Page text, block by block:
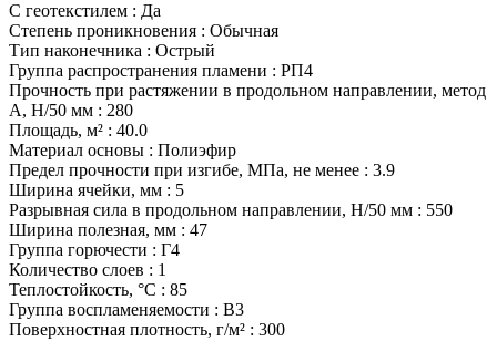
С геотекстилем : Да
Степень проникновения : Обычная
Тип наконечника : Острый
Группа распространения пламени : РП4
Прочность при растяжении в продольном направлении, метод
А, Н/50 мм : 280
Площадь, м² : 40.0
Материал основы : Полиэфир
Предел прочности при изгибе, МПа, не менее : 3.9
Ширина ячейки, мм : 5
Разрывная сила в продольном направлении, Н/50 мм : 550
Ширина полезная, мм : 47
Группа горючести : Г4
Количество слоев : 1
Теплостойкость, °С : 85
Группа воспламеняемости : В3
Поверхностная плотность, г/м² : 300